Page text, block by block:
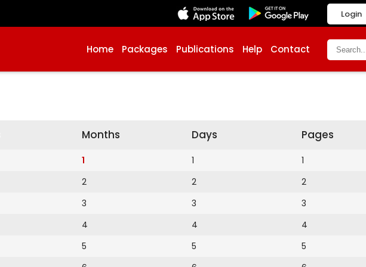
Login
Home Packages Publications Help Contact
Months
1
2
3
4
5
Days
1
2
3
4
5
Pages
1
2
3
4
5